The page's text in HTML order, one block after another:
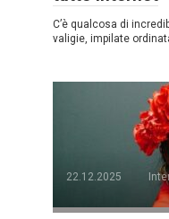
C’è qualcosa di
valigie, impilate
22.12.2025